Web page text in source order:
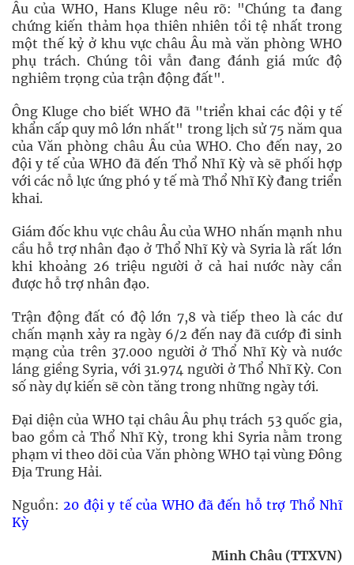
Âu của WHO, Hans Kluge nêu rõ: "Chúng ta đang
chứng kiến thảm họa thiên nhiên tồi tệ nhất trong
một thế kỷ ở khu vực châu Âu mà văn phòng WHO
phụ trách. Chúng tôi vẫn đang đánh giá mức độ
nghiêm trọng của trận động đất".
Ông Kluge cho biết WHO đã "triển khai các đội y tế
khẩn cấp quy mô lớn nhất" trong lịch sử 75 năm qua
của Văn phòng châu Âu của WHO. Cho đến nay, 20
đội y tế của WHO đã đến Thổ Nhĩ Kỳ và sẽ phối hợp
với các nỗ lực ứng phó y tế mà Thổ Nhĩ Kỳ đang triển
khai.
Giám đốc khu vực châu Âu của WHO nhấn mạnh nhu
cầu hỗ trợ nhân đạo ở Thổ Nhĩ Kỳ và Syria là rất lớn
khi khoảng 26 triệu người ở cả hai nước này cần
được hỗ trợ nhân đạo.
Trận động đất có độ lớn 7,8 và tiếp theo là các dư
chấn mạnh xảy ra ngày 6/2 đến nay đã cướp đi sinh
mạng của trên 37.000 người ở Thổ Nhĩ Kỳ và nước
láng giềng Syria, với 31.974 người ở Thổ Nhĩ Kỳ. Con
số này dự kiến sẽ còn tăng trong những ngày tới.
Đại diện của WHO tại châu Âu phụ trách 53 quốc gia,
bao gồm cả Thổ Nhĩ Kỳ, trong khi Syria nằm trong
phạm vi theo dõi của Văn phòng WHO tại vùng Đông
Địa Trung Hải.
Nguồn:20 đội y tế của WHO đã đến hỗ trợ Thổ Nhĩ
Kỳ
Minh Châu (TTXVN)